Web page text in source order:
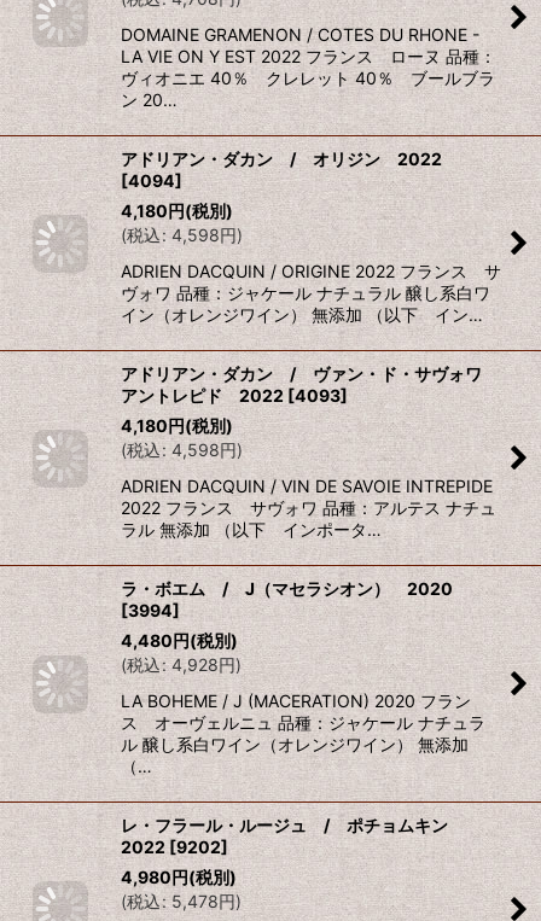
DOMAINE GRAMENON / COTES DU RHONE -
LA VIE ON Y EST 2022 フランス ローヌ 品種：
ヴィオニエ 40％ クレレット 40％ ブールブラ
ン 20…
アドリアン・ダカン / オリジン 2022
[4094]
4,180円(税別)
(税込: 4,598円)
ADRIEN DACQUIN / ORIGINE 2022 フランス サ
ヴォワ 品種：ジャケール ナチュラル 醸し系白ワ
イン（オレンジワイン） 無添加 （以下 イン…
アドリアン・ダカン / ヴァン・ド・サヴォワ
アントレピド 2022 [4093]
4,180円(税別)
(税込: 4,598円)
ADRIEN DACQUIN / VIN DE SAVOIE INTREPIDE
2022 フランス サヴォワ 品種：アルテス ナチュ
ラル 無添加 （以下 インポータ…
ラ・ボエム / J（マセラシオン） 2020
[3994]
4,480円(税別)
(税込: 4,928円)
LA BOHEME / J (MACERATION) 2020 フラン
ス オーヴェルニュ 品種：ジャケール ナチュラ
ル 醸し系白ワイン（オレンジワイン） 無添加
（…
レ・フラール・ルージュ / ポチョムキン
2022 [9202]
4,980円(税別)
(税込: 5,478円)